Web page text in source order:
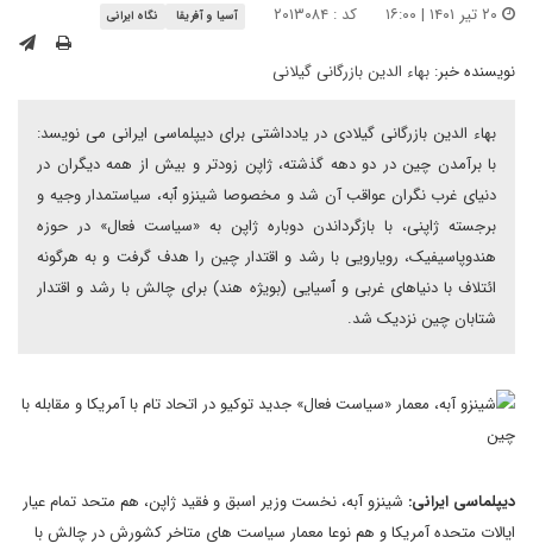
کد : ۲۰۱۳۰۸۴ آسیا و آفریقا نگاه ایرانی
نویسنده خبر: بهاء الدین بازرگانی گیلانی
بهاء الدین بازرگانی گیلادی در یادداشتی برای دیپلماسی ایرانی می نویسد:
با برآمدن چین در دو دهه گذشته، ژاپن زودتر و بیش از همه دیگران در
دنیای غرب نگران عواقب آن شد و مخصوصا شینزو ٱبه، سیاستمدار وجیه و
برجسته ژاپنی، با بازگرداندن دوباره ژاپن به «سیاست فعال» در حوزه
هندوپاسیفیک، رویارویی با رشد و اقتدار چین را هدف گرفت و به هرگونه
ائتلاف با دنیاهای غربی و ٱسیایی (بویژه هند) برای چالش با رشد و اقتدار
شتابان چین نزدیک شد.
دیپلماسی ایرانی: شینزو آبه، نخست وزیر اسبق و فقید ژاپن، هم متحد تمام عیار
ایالات متحده آمریکا و هم نوعا معمار سیاست های متاخر کشورش در چالش با